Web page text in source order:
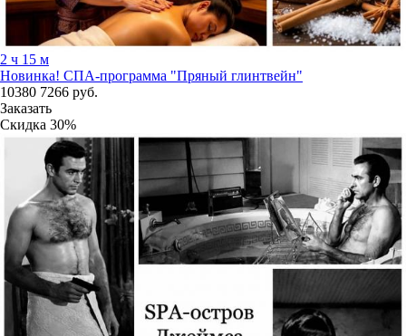
2 ч 15 м
Новинка! СПА-программа "Пряный глинтвейн"
10380 7266 руб.
Заказать
Скидка 30%